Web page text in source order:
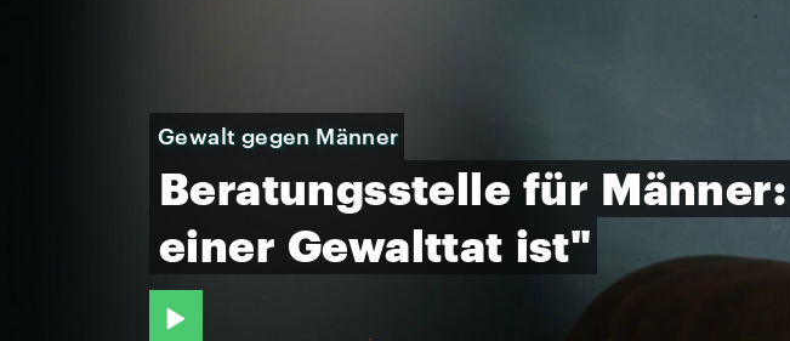
Gewalt gegen Männer
Beratungsstelle für Männer:
einer Gewalttat ist"